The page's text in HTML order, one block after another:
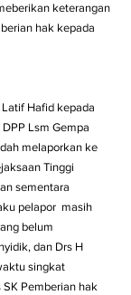
keterangan
hak kepada
Hafid kepada
Lsm Gempa
melaporkan ke
Tinggi
sementara
pelapor  masih
belum
dan Drs H
singkat
Pemberian hak